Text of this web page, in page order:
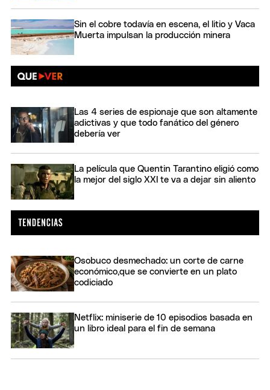
Sin el cobre todavía en escena, el litio y Vaca
Muerta impulsan la producción minera
Las 4 series de espionaje que son altamente
adictivas y que todo fanático del género
debería ver
La película que Quentin Tarantino eligió como
la mejor del siglo XXI te va a dejar sin aliento
Osobuco desmechado: un corte de carne
económico,que se convierte en un plato
codiciado
Netflix: miniserie de 10 episodios basada en
un libro ideal para el fin de semana